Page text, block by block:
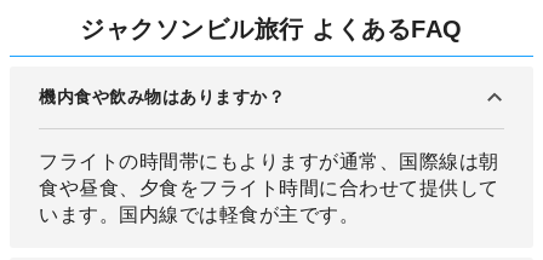
ジャクソンビル旅行 よくあるFAQ
機内食や飲み物はありますか？
フライトの時間帯にもよりますが通常、国際線は朝
食や昼食、夕食をフライト時間に合わせて提供して
います。国内線では軽食が主です。